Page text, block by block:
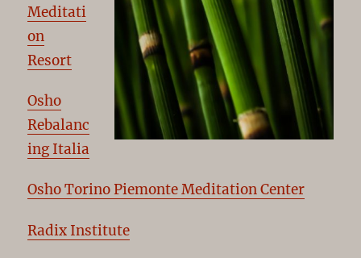
Meditati
on
Resort
Osho
Rebalanc
ing Italia
Osho Torino Piemonte Meditation Center
Radix Institute